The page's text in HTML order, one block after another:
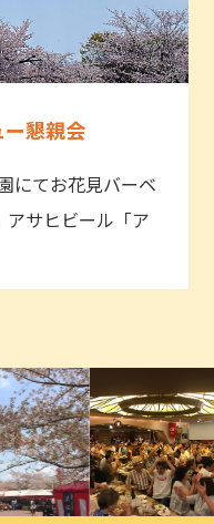
懇親会
にてお花見バーベ
サヒビール「ア